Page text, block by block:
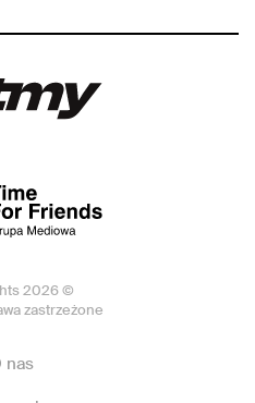
2026 ©
zastrzeżone
nas